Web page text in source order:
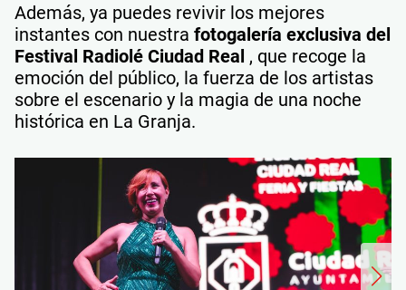
Además, ya puedes revivir los mejores
instantes con nuestra fotogalería exclusiva del
Festival Radiolé Ciudad Real , que recoge la
emoción del público, la fuerza de los artistas
sobre el escenario y la magia de una noche
histórica en La Granja.